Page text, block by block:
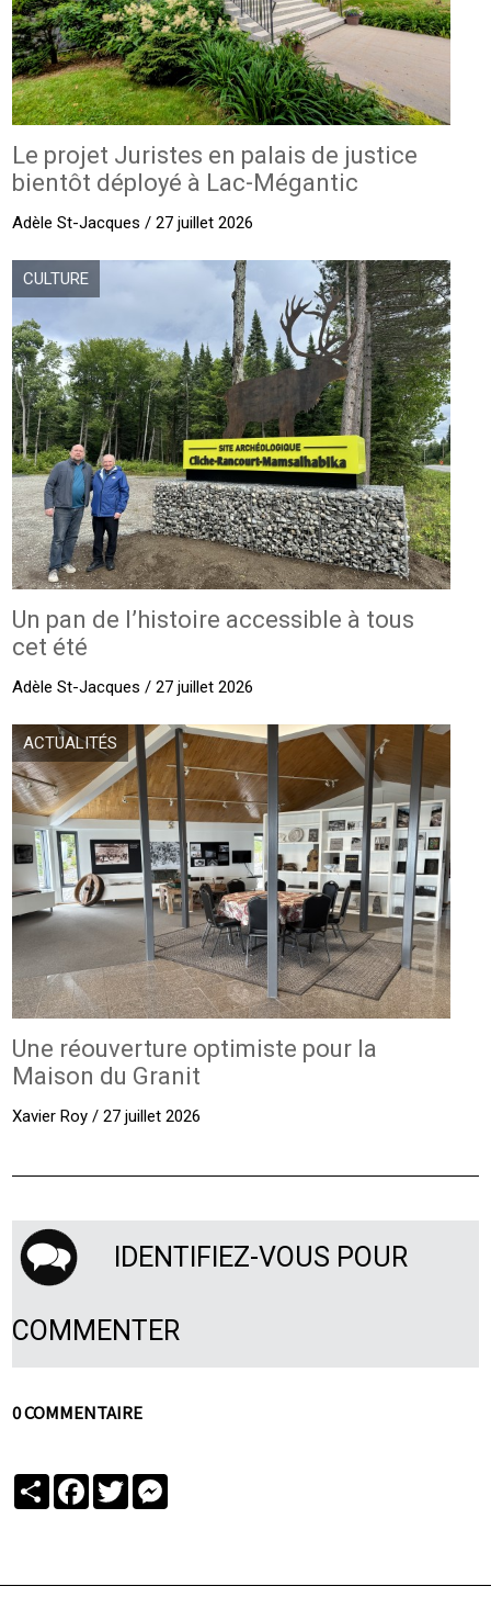
Le projet Juristes en palais de justice
bientôt déployé à Lac-Mégantic
Adèle St-Jacques / 27 juillet 2026
CULTURE
Un pan de l’histoire accessible à tous
cet été
Adèle St-Jacques / 27 juillet 2026
ACTUALITÉS
Une réouverture optimiste pour la
Maison du Granit
Xavier Roy / 27 juillet 2026
IDENTIFIEZ-VOUS POUR
COMMENTER
0 COMMENTAIRE
PartagerFacebook
Twitter